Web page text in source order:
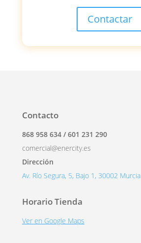
Contactar
Contacto
868 958 634 / 601 231 290
comercial@enercity.es
Dirección
Av. Río Segura, 5, Bajo 1, 30002 Murcia
Horario Tienda
Ver en Google Maps